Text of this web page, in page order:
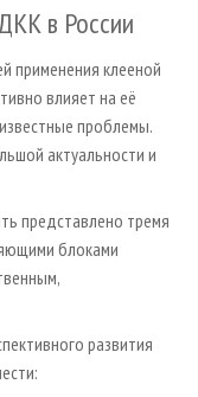
в России
применения клееной
влияет на её
проблемы.
актуальности и
представлено тремя
блоками
развития